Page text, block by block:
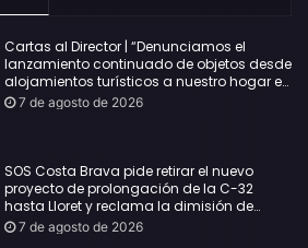
Cartas al Director | “Denunciamos el
lanzamiento continuado de objetos desde
alojamientos turísticos a nuestro hogar en
Lloret: Podría haber causado una
7 de agosto de 2026
SOS Costa Brava pide retirar el nuevo
proyecto de prolongación de la C-32
hasta Lloret y reclama la dimisión de
Sílvia Paneque
7 de agosto de 2026